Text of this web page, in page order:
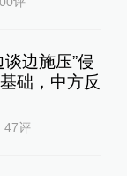
边施压”侵
础，中方反
47评